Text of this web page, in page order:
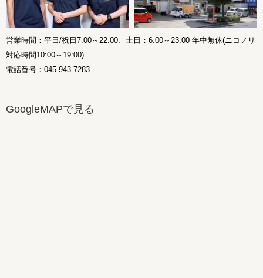
営業時間：平日/祝日7:00～22:00、土日：6:00～23:00 年中無休(ニコノリ
対応時間10:00～19:00)
電話番号：045-943-7283
GoogleMAPで見る